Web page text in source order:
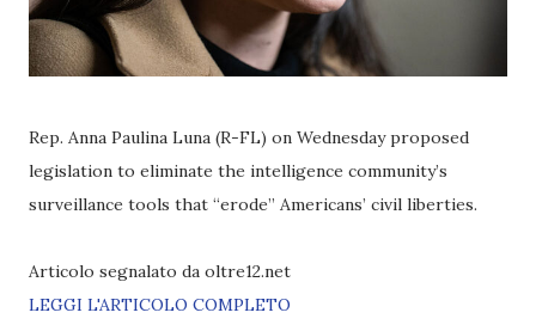
Rep. Anna Paulina Luna (R-FL) on Wednesday proposed
legislation to eliminate the intelligence community’s
surveillance tools that “erode” Americans’ civil liberties.
Articolo segnalato da oltre12.net
LEGGI L'ARTICOLO COMPLETO